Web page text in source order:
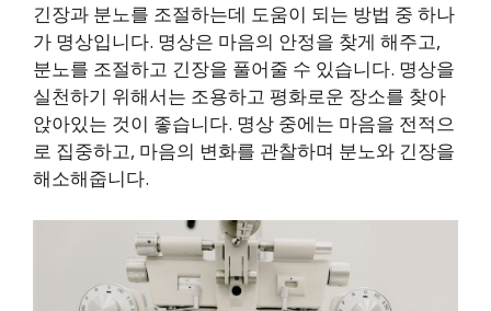
긴장과 분노를 조절하는데 도움이 되는 방법 중 하나
가 명상입니다. 명상은 마음의 안정을 찾게 해주고,
분노를 조절하고 긴장을 풀어줄 수 있습니다. 명상을
실천하기 위해서는 조용하고 평화로운 장소를 찾아
앉아있는 것이 좋습니다. 명상 중에는 마음을 전적으
로 집중하고, 마음의 변화를 관찰하며 분노와 긴장을
해소해줍니다.